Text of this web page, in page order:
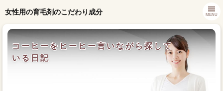
女性用の育毛剤のこだわり成分
コーヒーをヒーヒー言いながら探して
いる日記
MENU